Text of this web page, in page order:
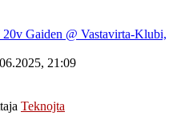
Gaiden @ Vastavirta-Klubi,
21:09
Teknojta